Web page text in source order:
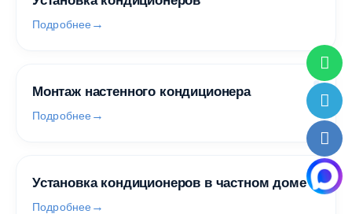
Подробнее
Монтаж настенного кондиционера
Подробнее
Установка кондиционеров в частном доме
Подробнее